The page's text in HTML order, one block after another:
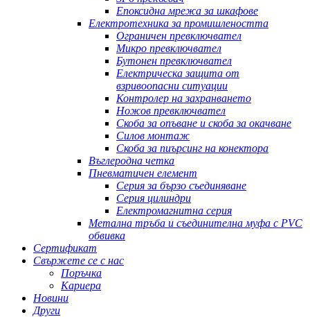
Епоксидна мрежа за шкафове
Електротехника за промишлеността
Ограничен превключвател
Микро превключвател
Бутонен превключвател
Електрическа защита от
взривоопасни ситуации
Контролер на захранването
Ножов превключвател
Скоба за опъване и скоба за окачване
Силов монтаж
Скоба за пиърсинг на конектора
Въглеродна четка
Пневматичен елемент
Серия за бързо съединяване
Серия цилиндри
Електромагнитна серия
Метална тръба и съединителна муфа с PVC
обвивка
Сертификат
Свържете се с нас
Поръчка
Кариера
Новини
Други